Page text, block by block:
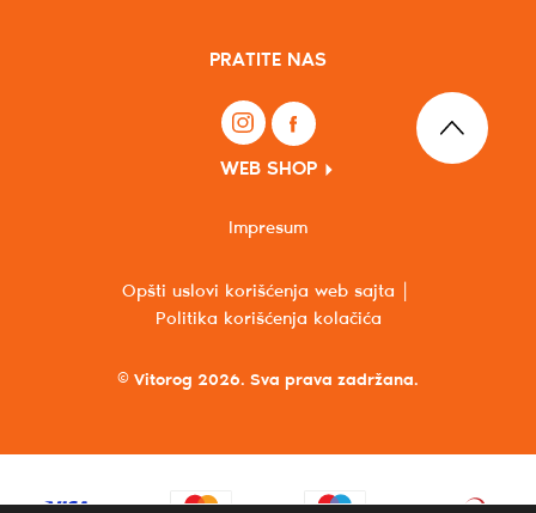
PRATITE NAS
WEB SHOP
© Vitorog 2026. Sva prava zadržana.
Opšti uslovi korišćenja web sajta
Politika korišćenja kolačića
Impresum